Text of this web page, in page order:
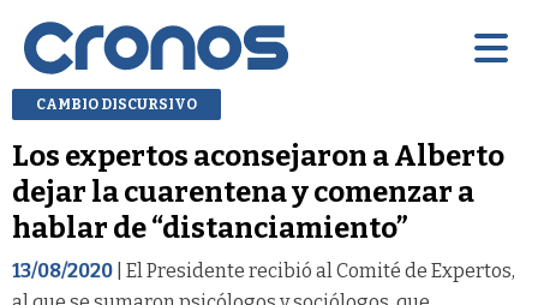
CAMBIO DISCURSIVO
Los expertos aconsejaron a Alberto
dejar la cuarentena y comenzar a
hablar de “distanciamiento”
13/08/2020 | El Presidente recibió al Comité de Expertos,